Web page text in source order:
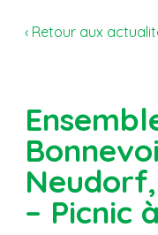
‹ Retour aux
– Picnic